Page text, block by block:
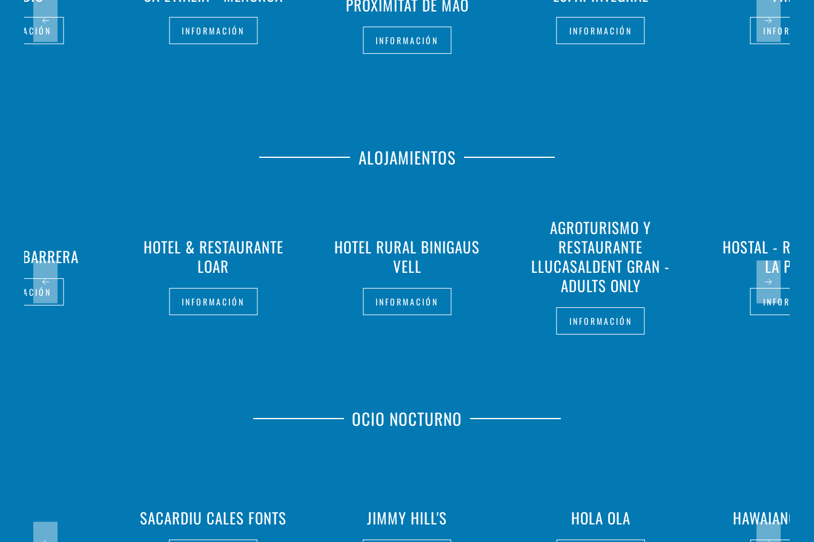
INFORMACIÓN
INFORMACIÓN
INFORMACIÓN
ALOJAMIENTOS
HOTEL & RESTAURANTE
LOAR
INFORMACIÓN
HOTEL RURAL BINIGAUS
VELL
INFORMACIÓN
AGROTURISMO Y
RESTAURANTE
LLUCASALDENT GRAN -
ADULTS ONLY
INFORMACIÓN
HOSTAL -
LA
BARRERA
OCIO NOCTURNO
SACARDIU CALES FONTS JIMMY HILL'S HOLA OLA HAWAIANO